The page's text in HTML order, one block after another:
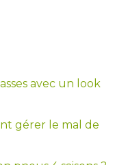
avec un look
gérer le mal de